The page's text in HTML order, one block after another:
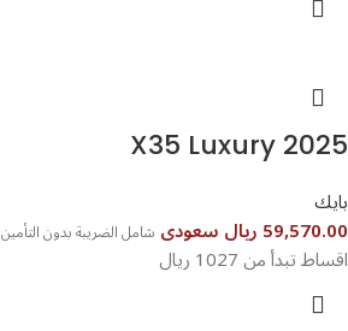
X35 Luxury 2025
بايك
59,570.00 ريال سعودى شامل الضريبة بدون التأمين
اقساط تبدأ من 1027 ريال